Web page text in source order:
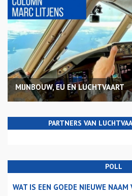
MIJNBOUW, EU EN LUCHTVAART
PARTNERS VAN
POLL
WAT IS EEN GOEDE NIEUWE NAAM